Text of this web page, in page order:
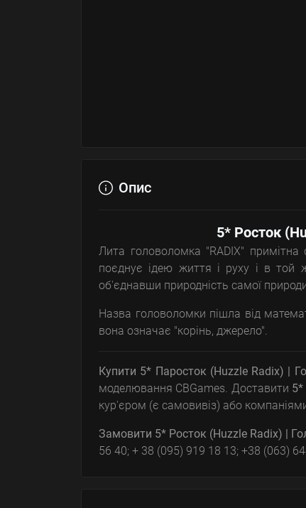
Опис
5* Росток
Лита головоломка "RADIX"
поєднує ідею життя і руху і в той
об'єднавши природність самої
Назва головоломки пішла від
вона означає "корінь, джерело".
Купити 5* Паросток (Huzzle Radix) |
моделювання CBGames. Доставити 5*
кур'єром (є самовивіз) або
Замовити 5* Росток (Huzzle Radix) |
56 40; + 38 (095) 919 18 13; +38 (063)